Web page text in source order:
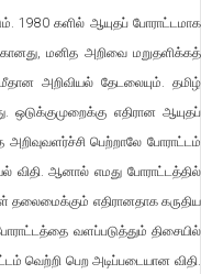
1980 களில் ஆயுதப் போராட்டமாக
மனித அறிவை மறுதளிக்கத்
அறிவியல் தேடலையும். தமிழ்
ஒடுக்குமுறைக்கு எதிரான ஆயுதப்
அறிவுவளர்ச்சி பெற்றாலே போராட்டம்
விதி. ஆனால் எமது போராட்டத்தில்
தலைமைக்கும் எதிரானதாக கருதிய
வளப்படுத்தும் திசையில்
வெற்றி பெற அடிப்படையான விதி.